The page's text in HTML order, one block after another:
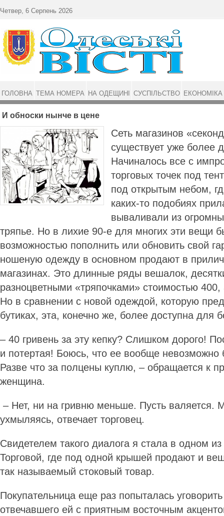
И обноски нынче в цене
Сеть магазинов
существует уже более
Начиналось все с
торговых точек под
под открытым небом,
каких-то подобиях
вываливали из
тряпье. Но в лихие 90-е для многих эти вещи
возможностью пополнить или обновить свой
ношеную одежду в основном продают в
магазинах. Это длинные ряды вешалок,
разноцветными «тряпочками» стоимостью 400,
Но в сравнении с новой одеждой, которую
бутиках, эта, конечно же, более доступна для
– 40 гривень за эту кепку? Слишком дорого!
и потертая! Боюсь, что ее вообще невозможно
Разве что за полцены куплю, – обращается к
женщина.
– Нет, ни на гривню меньше. Пусть валяется.
ухмыляясь, отвечает торговец.
Свидетелем такого диалога я стала в одном
Торговой, где под одной крышей продают и
так называемый стоковый товар.
Покупательница еще раз попыталась
отвечавшего ей с приятным восточным
Четвер, 6 Серпень 2026
ГОЛОВНА ТЕМА НОМЕРА НА ОДЕЩИНІ СУСПІЛЬСТВО ЕКОНОМІКА